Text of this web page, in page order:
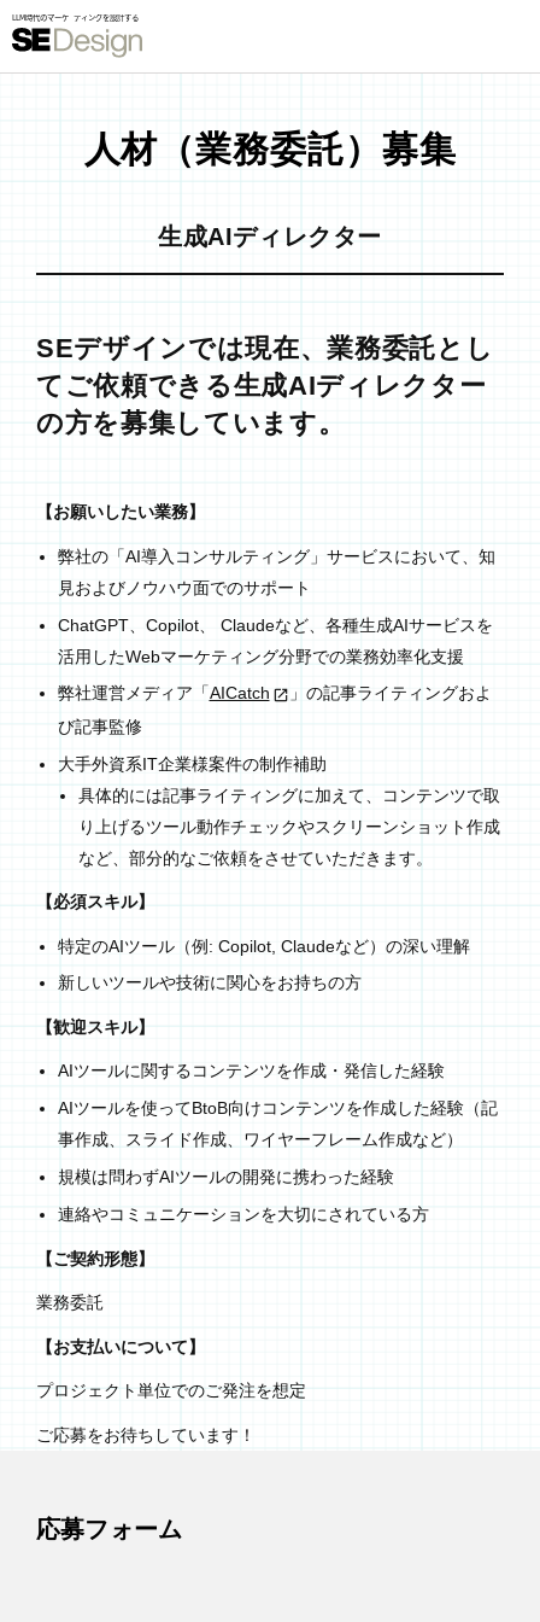
人材（業務委託）募集
生成AIディレクター
SEデザインでは現在、業務委託とし
てご依頼できる生成AIディレクター
の方を募集しています。
【お願いしたい業務】
弊社の「AI導入コンサルティング」サービスにおいて、知
見およびノウハウ面でのサポート
ChatGPT、Copilot、 Claudeなど、各種生成AIサービスを
活用したWebマーケティング分野での業務効率化支援
弊社運営メディア「AICatch
」の記事ライティングおよ
び記事監修
大手外資系IT企業様案件の制作補助
具体的には記事ライティングに加えて、コンテンツで取
り上げるツール動作チェックやスクリーンショット作成
など、部分的なご依頼をさせていただきます。
【必須スキル】
特定のAIツール（例: Copilot, Claudeなど）の深い理解
新しいツールや技術に関心をお持ちの方
【歓迎スキル】
AIツールに関するコンテンツを作成・発信した経験
AIツールを使ってBtoB向けコンテンツを作成した経験（記
事作成、スライド作成、ワイヤーフレーム作成など）
規模は問わずAIツールの開発に携わった経験
連絡やコミュニケーションを大切にされている方
【ご契約形態】
業務委託
【お支払いについて】
プロジェクト単位でのご発注を想定
ご応募をお待ちしています！
応募フォーム